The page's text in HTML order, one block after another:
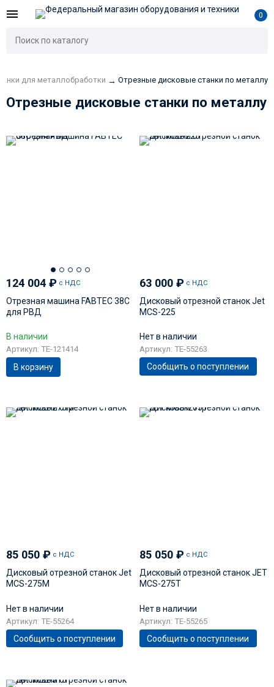
0
для металлобработки → Отрезные дисковые станки по металлу
Отрезные дисковые станки по металлу
124 004 ₽ с НДС
Отрезная машина FABTEC 38С
для РВД
В наличии
Артикул: TE-121414
В корзину
63 000₽ с НДС
Дисковый отрезной станок Jet
MCS-225
Нет в наличии
Артикул: TE-55263
Сообщить о поступлении
85 050 ₽ с НДС
Дисковый отрезной станок Jet
MCS-275M
Нет в наличии
Артикул: TE-55264
Сообщить о поступлении
85 050₽ с НДС
Дисковый отрезной станок JET
MCS-275T
Нет в наличии
Артикул: TE-55265
Сообщить о поступлении